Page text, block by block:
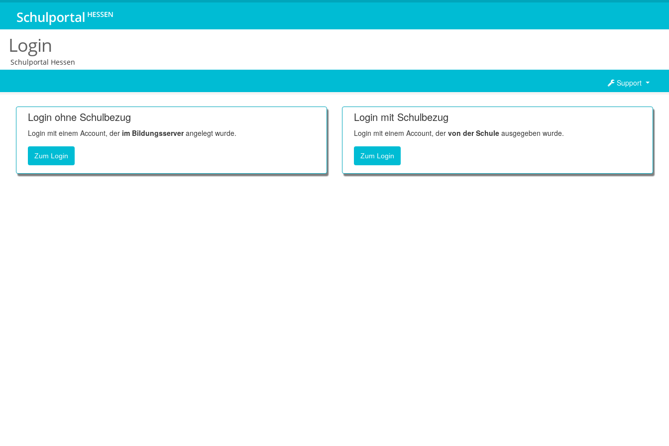
Login
Schulportal Hessen
Support
Login ohne Schulbezug
Login mit einem Account, der im Bildungsserverangelegt wurde.
Zum Login
Login mit Schulbezug
Login mit einem Account, der von der Schule ausgegeben wurde.
Zum Login